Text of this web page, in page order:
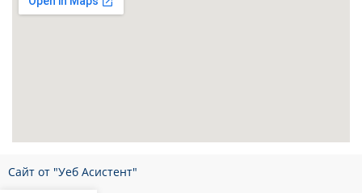
Сайт от "Уеб Асистент"